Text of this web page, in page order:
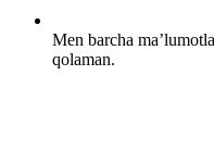
Men barcha
qolaman.